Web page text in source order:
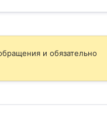
и обязательно